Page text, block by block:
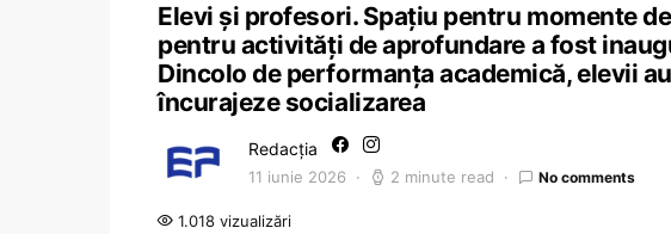
Elevi și profesori. Spațiu pentru momente
pentru activități de aprofundare a fost
Dincolo de performanța academică, elevii
încurajeze socializarea
Redacția
11 iunie 2026 2 minute read No comments
1.018 vizualizări